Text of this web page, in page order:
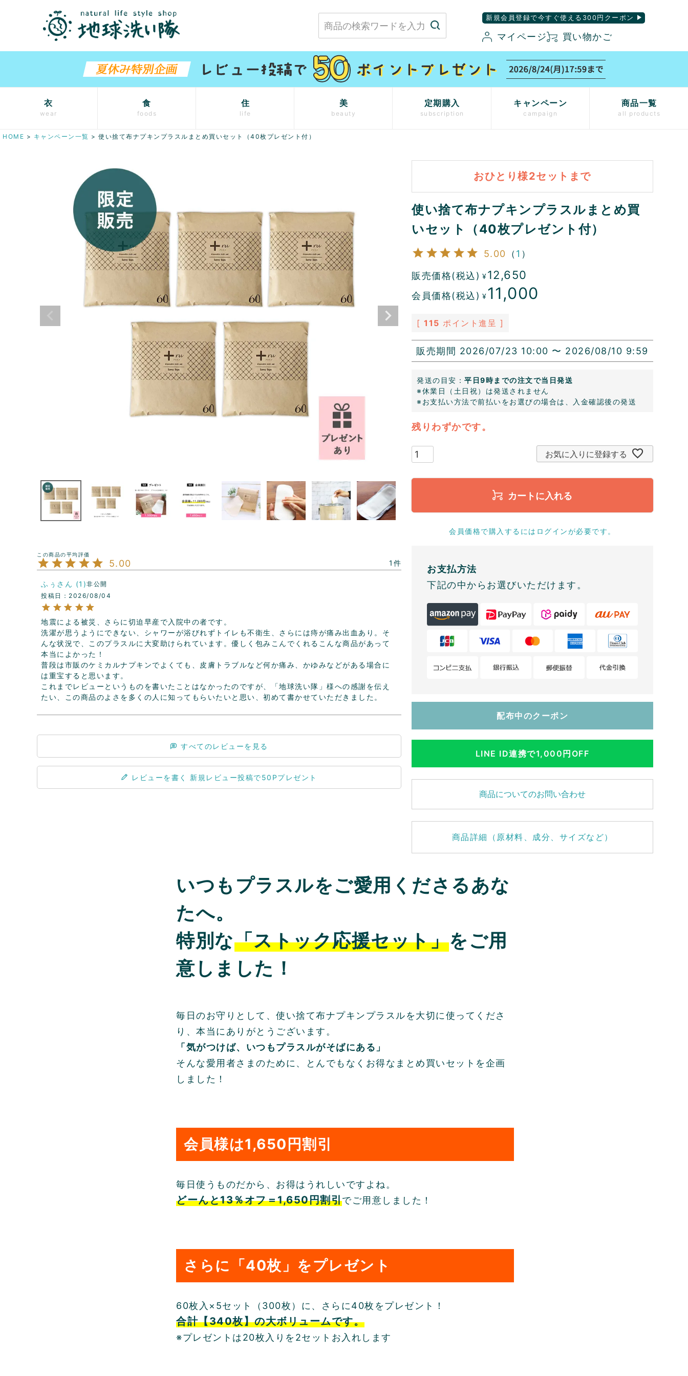
新規会員登録で今すぐ使える300円クーポン
マイページ 買い物かご
衣
wear
食
foods
住
life
美
beauty
定期購入
subscription
キャンペーン
campaign
商品一覧
all products
HOME キャンペーン一覧 使い捨て布ナプキンプラスルまとめ買いセット（40枚プレゼント付）
5.00 1
ふぅ 1
非公開
投稿日
2026/08/04
地震による被災、さらに切迫早産で入院中の者です。
洗濯が思うようにできない、シャワーが浴びれずトイレも不衛生、さらには痔が痛み出血あり。そ
んな状況で、このプラスルに大変助けられています。優しく包みこんでくれるこんな商品があって
本当によかった！
普段は市販のケミカルナプキンでよくても、皮膚トラブルなど何か痛み、かゆみなどがある場合に
は重宝すると思います。
これまでレビューというものを書いたことはなかったのですが、「地球洗い隊」様への感謝を伝え
たい、この商品のよさを多くの人に知ってもらいたいと思い、初めて書かせていただきました。
すべてのレビューを見る
レビューを書く
おひとり様2セットまで
使い捨て布ナプキンプラスルまとめ買
いセット（40枚プレゼント付）
5.00 （ 1 ）
販売価格(税込) ¥12,650
会員価格(税込) ¥11,000
[ 115 ポイント進呈 ]
販売期間 2026/07/23 10:00 〜 2026/08/10 9:59
発送の目安： 平日9時までの注文で当日発送
※休業日（土日祝）は発送されません
※お支払い方法で前払いをお選びの場合は、入金確認後の発送
残りわずかです。
お気に入りに登録する
カートに入れる
会員価格で購入するにはログインが必要です。
お支払方法
下記の中からお選びいただけます。
配布中のクーポン
LINE ID連携で1,000円OFF
商品についてのお問い合わせ
商品詳細（原材料、成分、サイズなど）
いつもプラスルをご愛用くださるあな
たへ。
特別な「ストック応援セット」をご用
意しました！
毎日のお守りとして、使い捨て布ナプキンプラスルを大切に使ってくださ
り、本当にありがとうございます。
「気がつけば、いつもプラスルがそばにある」
そんな愛用者さまのために、とんでもなくお得なまとめ買いセットを企画
しました！
会員様は1,650円割引
毎日使うものだから、お得はうれしいですよね。
どーんと13％オフ＝1,650円割引でご用意しました！
さらに「40枚」をプレゼント
60枚入×5セット（300枚）に、さらに40枚をプレゼント！
合計【340枚】の大ボリュームです。
※プレゼントは20枚入りを2セットお入れします